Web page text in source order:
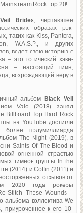
Rock Top 20!
Brides , черпающее
образах рок-
таких как Kiss, Pantera,
W.A.S.P., и других
ведет свою историю с
– это готический хэви-
– настоящий гимн,
возрождающий веру в
альбом
Black Veil
Vale (2018) занял
Billboard Top Hard Rock
на YouTube достигли
более полумиллиарда
The Night (2019), в
Saints Of The Blood и
огненной страстью
гимнов группы In the
(2014) и Coffin (2011) и
отзывов от
2020 года рокеры
Stitch These Wounds –
альбома коллектива We
приуроченное к его 10-